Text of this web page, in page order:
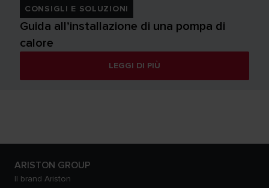
CONSIGLI E SOLUZIONI
Guida all’installazione di una pompa di
calore
LEGGI DI PIÙ
ARISTON GROUP
Il brand Ariston